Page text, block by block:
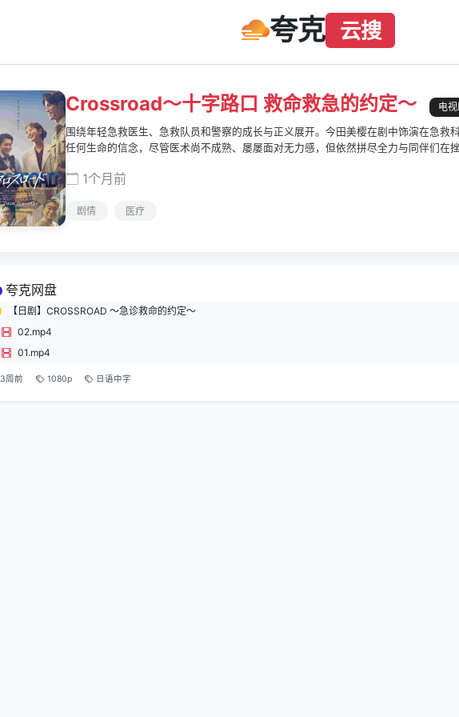
夸克 云搜
Crossroad～十字路口 救命救急的约定～ 电视
围绕年轻急救医生、急救队员和警察的成长与正义展开。今田美樱在剧中饰演在急救
任何生命的信念，尽管医术尚不成熟、屡屡面对无力感，但依然拼尽全力与同伴们在挫
1个月前
剧情 医疗
夸克网盘
【日剧】CROSSROAD 〜急诊救命的约定〜
02.mp4
01.mp4
3周前 1080p 日语中字